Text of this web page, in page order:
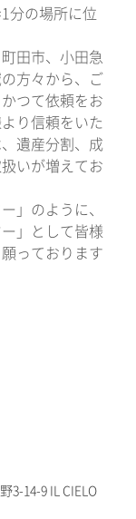
分の場所に位
田市、小田急
方々から、ご
つて依頼をお
り信頼をいた
遺産分割、成
いが増えてお
」のように、
」として皆様
っております
3-14-9 IL CIELO